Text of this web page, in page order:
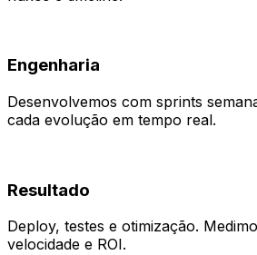
Engenharia
Desenvolvemos com sprints
cada evolução em tempo real.
Resultado
Deploy, testes e otimização.
velocidade e ROI.